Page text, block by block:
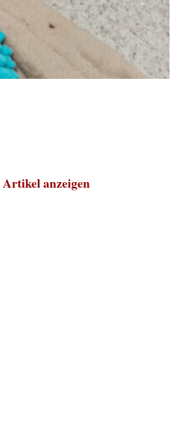
anzeigen